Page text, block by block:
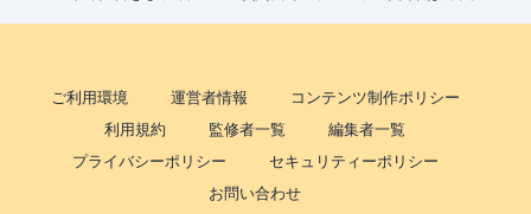
ご利用環境 運営者情報
コンテンツ制作ポリシー
利用規約
監修者一覧
編集者一覧
プライバシーポリシー
セキュリティーポリシー
お問い合わせ